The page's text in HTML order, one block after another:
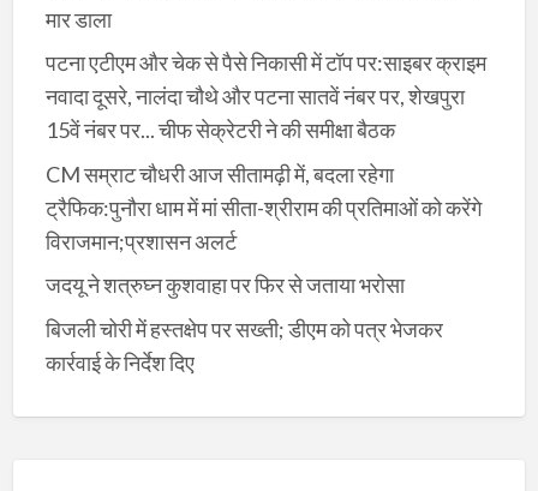
मार डाला
पटना एटीएम और चेक से पैसे निकासी में टॉप पर:साइबर क्राइम
नवादा दूसरे, नालंदा चौथे और पटना सातवें नंबर पर, शेखपुरा
15वें नंबर पर... चीफ सेक्रेटरी ने की समीक्षा बैठक
CM सम्राट चौधरी आज सीतामढ़ी में, बदला रहेगा
ट्रैफिक:पुनौरा धाम में मां सीता-श्रीराम की प्रतिमाओं को करेंगे
विराजमान;प्रशासन अलर्ट
जदयू ने शत्रुघ्न कुशवाहा पर फिर से जताया भरोसा
बिजली चोरी में हस्तक्षेप पर सख्ती; डीएम को पत्र भेजकर
कार्रवाई के निर्देश दिए